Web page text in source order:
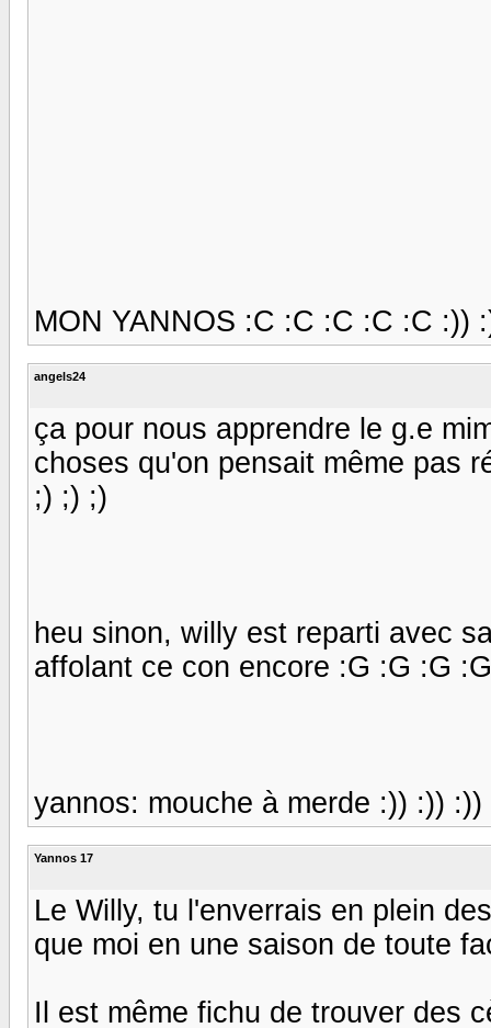
MON YANNOS :C :C :C :C :C :))
angels24
ça pour nous apprendre le g.e
choses qu'on pensait même pas
;) ;) ;)
heu sinon, willy est reparti avec
affolant ce con encore :G :G :G
yannos: mouche à merde :)) :)) :))
Yannos 17
Le Willy, tu l'enverrais en plein
que moi en une saison de toute
Il est même fichu de trouver des